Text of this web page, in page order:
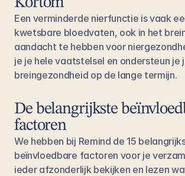
Een verminderde nierfunctie is vaak
kwetsbare bloedvaten, ook in het
aandacht te hebben voor
je je hele vaatstelsel en ondersteun je
breingezondheid op de lange termijn.
De belangrijkste
factoren
We hebben bij Remind de 15
beïnvloedbare factoren voor je
ieder afzonderlijk bekijken en lezen